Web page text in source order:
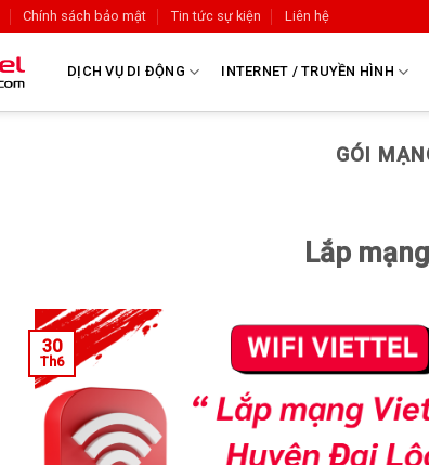
Chính sách bảo mật Tin tức sự kiện Liên hệ
DỊCH VỤ DI ĐỘNG INTERNET / TRUYỀN HÌNH
GÓI
Lắp
30
Th6